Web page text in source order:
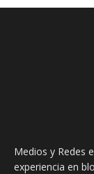
Medios y Redes
experiencia en